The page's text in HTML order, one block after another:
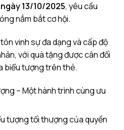
13/10/2025, yêu cầu
nắm bắt cơ hội.
vinh sự đa dạng và cấp độ
với quà tặng được cân đối
biểu tượng trên thẻ.
– Một hành trình cùng ưu
tượng tối thượng của quyền